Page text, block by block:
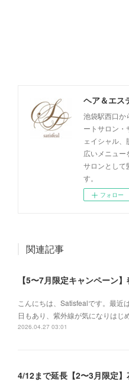
池袋駅西口か
ートサロン・
ェイシャル
広いメニュー
サロンとして
す。
フォロー
関連記事
こんにちは、Satisfealです。最近
日もあり、紫外線が気になりは
2026.04.27 03:01